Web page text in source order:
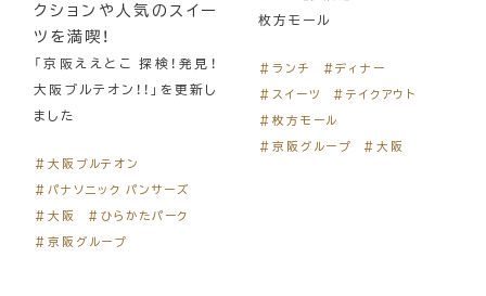
クションや人気のスイー
ツを満喫！
「京阪ええとこ 探検！発見！
大阪ブルテオン！！」を更新し
ました
＃大阪ブルテオン
＃パナソニック パンサーズ
＃大阪
＃ひらかたパーク
＃京阪グループ
枚方モール
＃ランチ
＃ディナー
＃スイーツ
＃テイクアウト
＃枚方モール
＃京阪グループ
＃大阪